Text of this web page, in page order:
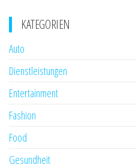
KATEGORIEN
Auto
Dienstleistungen
Entertainment
Fashion
Food
Gesundheit